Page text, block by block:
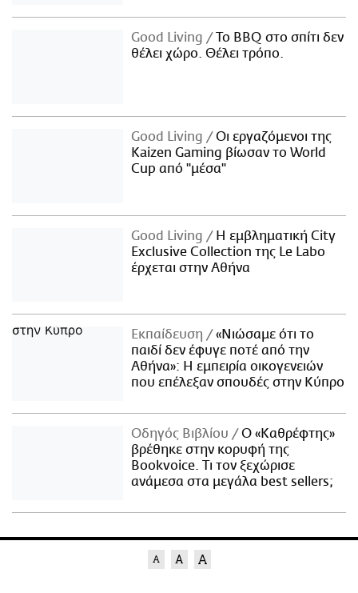
Good Living
Το BBQ στο σπίτι δεν
θέλει χώρο. Θέλει τρόπο.
Good Living
Οι εργαζόμενοι της
Kaizen Gaming βίωσαν το World
Cup από "μέσα"
Good Living
Η εμβληματική City
Exclusive Collection της Le Labo
έρχεται στην Αθήνα
Εκπαίδευση
«Νιώσαμε ότι το
παιδί δεν έφυγε ποτέ από την
Αθήνα»: Η εμπειρία οικογενειών
που επέλεξαν σπουδές στην Κύπρο
Οδηγός Βιβλίου
Ο «Καθρέφτης»
βρέθηκε στην κορυφή της
Bookvoice. Τι τον ξεχώρισε
ανάμεσα στα μεγάλα best sellers;